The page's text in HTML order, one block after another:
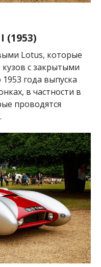
(1953)
Lotus, которые
с закрытыми
года выпуска
в частности в
проводятся